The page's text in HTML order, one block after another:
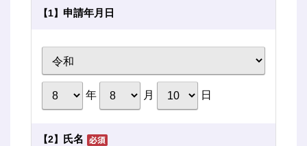
【1】 申請年月日
年 月 日
【2】 氏名